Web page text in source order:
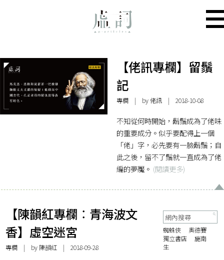
【佬訊專欄】留鬚
記
專欄| by佬訊| 2018-10-08
不知從何時開始，鬍鬚成為了佬味
的重要成分。似乎要配得上一個
「佬」字，必先要有一臉鬍鬚；自
此之後，留不了鬚就一直成為了佬
編的夢魘。 (閱讀更多)
【陳韻紅專欄︰青海波文
香】虛空迷宮
專欄 | by 陳韻紅 | 2018-09-28
蜘蛛俠
奧德賽
獨立書店
施南
生